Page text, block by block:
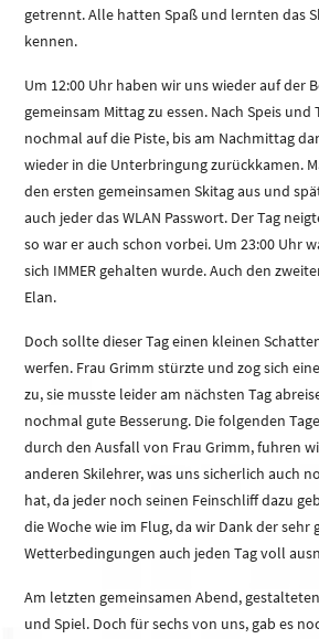
getrennt. Alle hatten Spaß und lernten das
kennen.
Um 12:00 Uhr haben wir uns wieder auf der
gemeinsam Mittag zu essen. Nach Speis und
nochmal auf die Piste, bis am Nachmittag
wieder in die Unterbringung zurückkamen.
den ersten gemeinsamen Skitag aus und
auch jeder das WLAN Passwort. Der Tag
so war er auch schon vorbei. Um 23:00 Uhr
sich IMMER gehalten wurde. Auch den
Elan.
Doch sollte dieser Tag einen kleinen
werfen. Frau Grimm stürzte und zog sich
zu, sie musste leider am nächsten Tag
nochmal gute Besserung. Die folgenden
durch den Ausfall von Frau Grimm, fuhren
anderen Skilehrer, was uns sicherlich auch
hat, da jeder noch seinen Feinschliff dazu
die Woche wie im Flug, da wir Dank der sehr
Wetterbedingungen auch jeden Tag voll
Am letzten gemeinsamen Abend,
und Spiel. Doch für sechs von uns, gab es